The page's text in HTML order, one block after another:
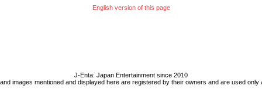
English version of this page
J-Enta: Japan Entertainment since 2010
images mentioned and displayed here are registered by their owners and are used only